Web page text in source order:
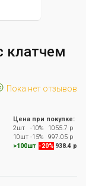
клатчем
Пока нет отзывов
Цена при покупке:
2шт
-10%
1055.7 р
10шт -15%
997.05 р
>100шт -20% 938.4 р